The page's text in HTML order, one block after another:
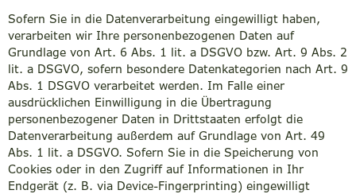
Sofern Sie in die Datenverarbeitung eingewilligt haben,
verarbeiten wir Ihre personenbezogenen Daten auf
Grundlage von Art. 6 Abs. 1 lit. a DSGVO bzw. Art. 9 Abs. 2
lit. a DSGVO, sofern besondere Datenkategorien nach Art. 9
Abs. 1 DSGVO verarbeitet werden. Im Falle einer
ausdrücklichen Einwilligung in die Übertragung
personenbezogener Daten in Drittstaaten erfolgt die
Datenverarbeitung außerdem auf Grundlage von Art. 49
Abs. 1 lit. a DSGVO. Sofern Sie in die Speicherung von
Cookies oder in den Zugriff auf Informationen in Ihr
Endgerät (z. B. via Device-Fingerprinting) eingewilligt